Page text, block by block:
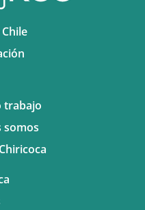
trabajo
somos